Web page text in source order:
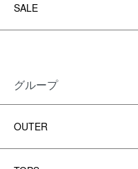
SALE
グループ
OUTER